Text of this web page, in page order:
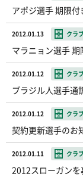
アポジ選手 期限
2012.01.13 クラ
マラニョン選手
2012.01.12 クラ
ブラジル人選手通
2012.01.12 クラ
契約更新選手のお
2012.01.11 クラ
2012スローガンを